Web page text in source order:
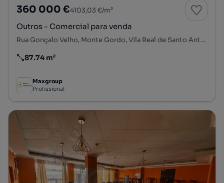
360 000 €4103,03 €/m²
Outros - Comercial para venda
Rua Gonçalo Velho, Monte Gordo, Vila Real de Santo António, Faro
Preço por metro quadrado
87.74 m²
Maxgroup
Profissional